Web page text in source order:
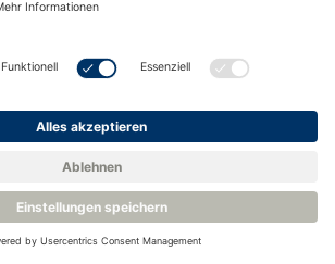
ist auf genaue
Temperaturmessungen
eine ausgezeichnete Qualität und